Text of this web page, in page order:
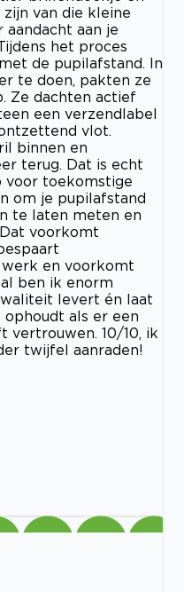
van die kleine
aan je
het proces
de pupilafstand. In
te doen, pakten ze
Ze dachten actief
een verzendlabel
vlot.
binnen en
terug. Dat is echt
voor toekomstige
om je pupilafstand
te laten meten en
voorkomt
en voorkomt
ben ik enorm
levert én laat
als er een
vertrouwen. 10/10, ik
twijfel aanraden!